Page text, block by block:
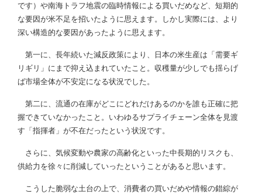
です）や南海トラフ地震の臨時情報による買いだめなど、短期的
な要因が米不足を招いたように思えます。しかし実際には、より
深い構造的な要因があったように思えます。
第一に、長年続いた減反政策により、日本の米生産は「需要ギ
リギリ」にまで抑え込まれていたこと。収穫量が少しでも揺らげ
ば市場全体が不安定になる状況でした。
第二に、流通の在庫がどこにどれだけあるのかを誰も正確に把
握できていなかったこと。いわゆるサプライチェーン全体を見渡
す「指揮者」が不在だったという状況です。
さらに、気候変動や農家の高齢化といった中長期的リスクも、
供給力を徐々に削減していったということがあると思います。
こうした脆弱な土台の上で、消費者の買いだめや情報の錯綜が